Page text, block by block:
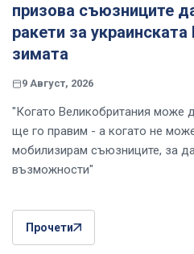
призова съюзниците
ракети за
зимата
9 Август, 2026
"Когато Великобритания може
ще го правим - а когато не
мобилизирам съюзниците, за
възможности"
Прочети